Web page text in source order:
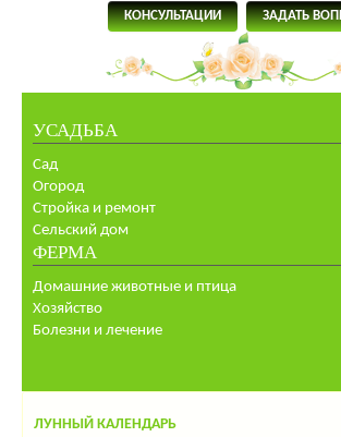
КОНСУЛЬТАЦИИ ЗАДАТЬ
УСАДЬБА
Сад
Огород
Стройка и ремонт
Сельский дом
ФЕРМА
Домашние животные и птица
Хозяйство
Болезни и лечение
ЛУННЫЙ КАЛЕНДАРЬ